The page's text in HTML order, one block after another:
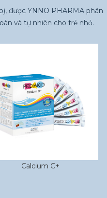
được YNNO PHARMA phân
và tự nhiên cho trẻ nhỏ.
Colicillus Bébé